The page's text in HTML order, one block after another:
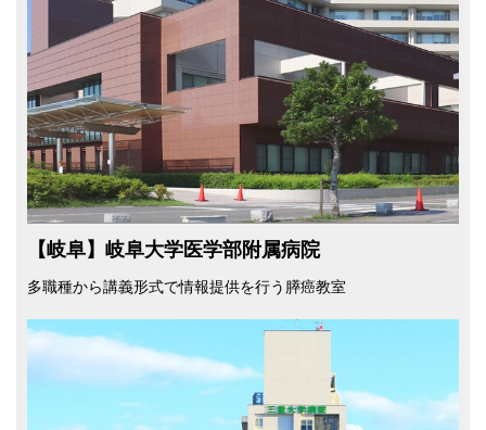
【岐阜】岐阜大学医学部附属病院
多職種から講義形式で情報提供を行う膵癌教室